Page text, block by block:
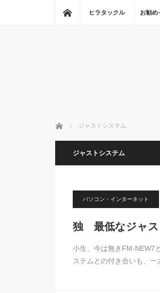
ホーム
ヒラタックル お勧め
ホーム ジャストシステム
ジャストシステム
パソコン・インターネット
独 最低なジャス
小生、今は無きFM-NEW7
ステムとの付き合いも、一